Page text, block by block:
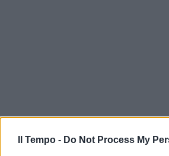
Il Tempo - Do Not Process My